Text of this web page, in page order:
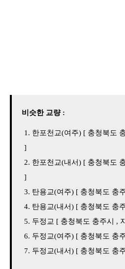
비슷한 교량 :
한포천교(여주) [ 충청북도
]
한포천교(내서) [ 충청북도
]
탄용교(여주) [ 충청북도 충
탄용교(내서) [ 충청북도 충
두정교 [ 충청북도 충주시 ,
두정교(여주) [ 충청북도 충
두정교(내서) [ 충청북도 충